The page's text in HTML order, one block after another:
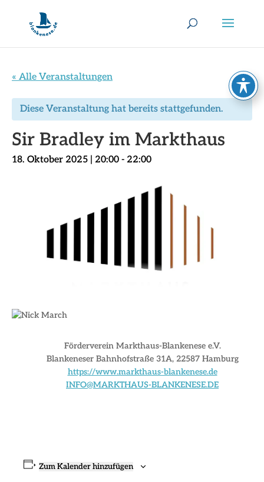
« Alle Veranstaltungen
Diese Veranstaltung hat bereits stattgefunden.
Sir Bradley im Markthaus
18. Oktober 2025 | 20:00 - 22:00
Förderverein Markthaus-Blankenese e.V.
Blankeneser Bahnhofstraße 31A, 22587 Hamburg
https://www.markthaus-blankenese.de
INFO@MARKTHAUS-BLANKENESE.DE
Zum Kalender hinzufügen